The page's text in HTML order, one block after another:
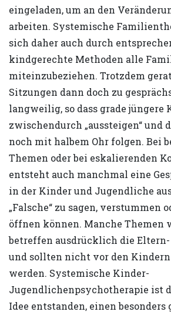
eingeladen, um an den
arbeiten. Systemische
sich daher auch durch
kindgerechte Methoden alle
miteinzubeziehen. Trotzdem
Sitzungen dann doch zu
langweilig, so dass grade jüngere
zwischendurch „aussteigen“ und
noch mit halbem Ohr folgen. Bei
Themen oder bei eskalierenden
entsteht auch manchmal eine
in der Kinder und Jugendliche aus
„Falsche“ zu sagen, verstummen
öffnen können. Manche Themen
betreffen ausdrücklich die Eltern-
und sollten nicht vor den Kindern
werden. Systemische Kinder-
Jugendlichenpsychotherapie ist
Idee entstanden, einen besonders